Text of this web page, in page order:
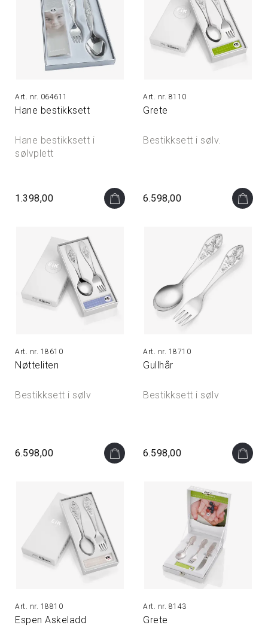
064611
Hane bestikksett
Hane bestikksett i
sølvplett
1.398,00
8110
Grete
Bestikksett i sølv.
6.598,00
18610
Nøtteliten
Bestikksett i sølv
6.598,00
18710
Gullhår
Bestikksett i sølv
6.598,00
18810
Espen Askeladd
8143
Grete